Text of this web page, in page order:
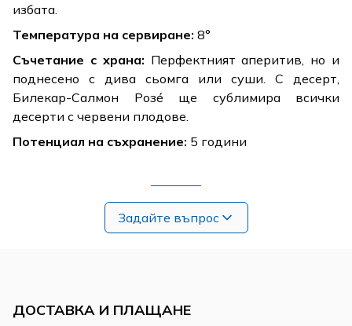
избата.
Температура на сервиране: 8°
Съчетание с храна: Перфектният аперитив, но и
поднесено с дива сьомга или суши. С десерт,
Билекар-Салмон Розé ще сублимира всички
десерти с червени плодове.
Потенциал на съхранение: 5 години
Задайте въпрос
ДОСТАВКА И ПЛАЩАНЕ